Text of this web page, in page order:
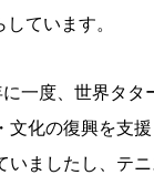
ています。
一度、世界タタ
化の復興を支
ましたし、テ